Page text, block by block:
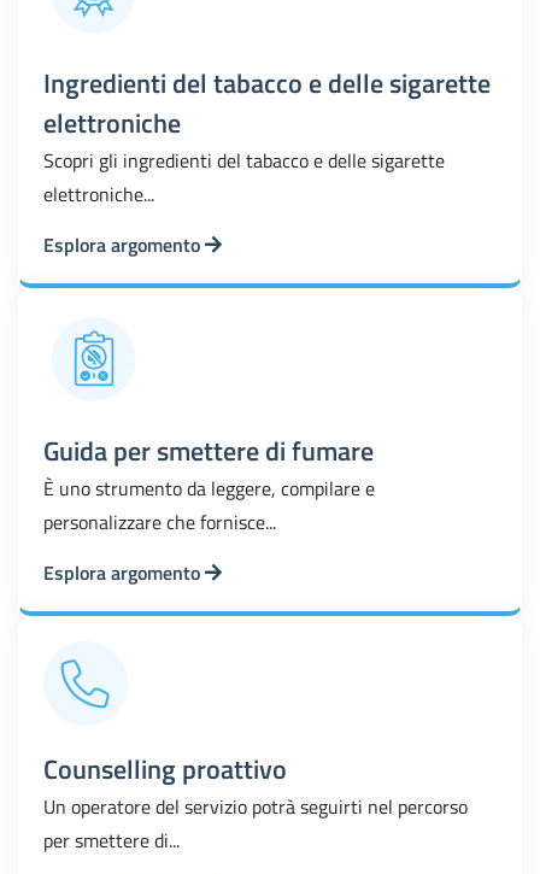
Ingredienti del tabacco e delle sigarette
elettroniche
Scopri gli ingredienti del tabacco e delle sigarette
elettroniche...
Esplora argomento
Guida per smettere di fumare
È uno strumento da leggere, compilare e
personalizzare che fornisce...
Esplora argomento
Counselling proattivo
Un operatore del servizio potrà seguirti nel percorso
per smettere di...